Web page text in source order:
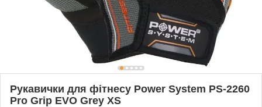
Рукавички для фітнесу Power System PS-2260
Pro Grip EVO Grey XS